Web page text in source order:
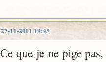
27-11-2011 19:45
Ce que je ne pige